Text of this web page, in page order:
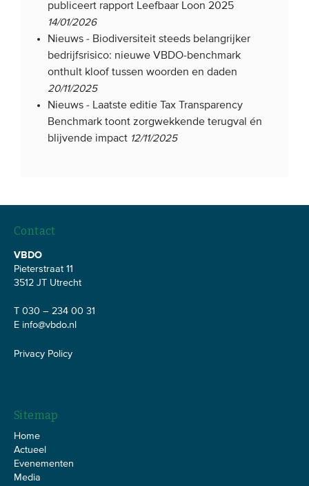
publiceert rapport Leefbaar Loon 2025
14/01/2026
Nieuws - Biodiversiteit steeds belangrijker
bedrijfsrisico: nieuwe VBDO-benchmark
onthult kloof tussen woorden en daden
20/11/2025
Nieuws - Laatste editie Tax Transparency
Benchmark toont zorgwekkende terugval én
blijvende impact 12/11/2025
Contact
VBDO
Pieterstraat 11
3512 JT Utrecht
T 030 – 234 00 31
E info@vbdo.nl
Privacy Policy
Sitemap
Home
Actueel
Evenementen
Media